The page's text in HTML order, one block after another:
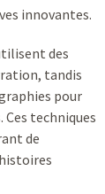
innovantes.
des
tandis
pour
techniques
de